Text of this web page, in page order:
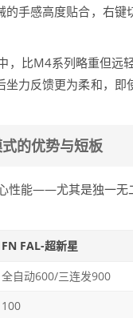
手感高度贴合，右
，比M4系列略重但远
力反馈更为柔和，
的优势与短板
性能——尤其是独一无
FN FAL-超新星
全自动600/三连发900
100